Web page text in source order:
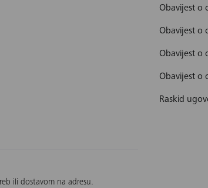
Obavijest o
Obavijest o
Obavijest o
Obavijest o
Raskid
ili dostavom na adresu.